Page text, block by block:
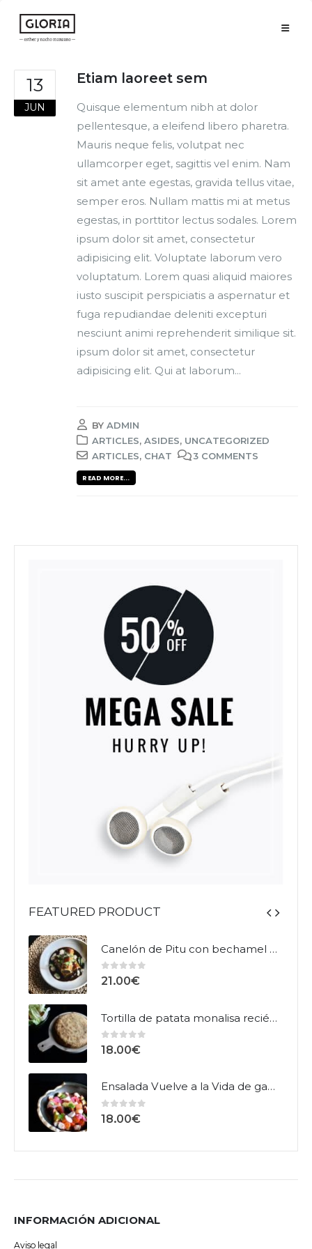
13
JUN
Etiam laoreet sem
Quisque elementum nibh at dolor
pellentesque, a eleifend libero pharetra.
Mauris neque felis, volutpat nec
ullamcorper eget, sagittis vel enim. Nam
sit amet ante egestas, gravida tellus vitae,
semper eros. Nullam mattis mi at metus
egestas, in porttitor lectus sodales. Lorem
ipsum dolor sit amet, consectetur
adipisicing elit. Voluptate laborum vero
voluptatum. Lorem quasi aliquid maiores
iusto suscipit perspiciatis a aspernatur et
fuga repudiandae deleniti excepturi
nesciunt animi reprehenderit similique sit.
ipsum dolor sit amet, consectetur
adipisicing elit. Qui at laborum...
BY ADMIN
ARTICLES, ASIDES, UNCATEGORIZED
ARTICLES, CHAT 3 COMMENTS
READ MORE...
FEATURED PRODUCT
Canelón de Pitu con bechamel de hongos
0out of 5
21.00€
Tortilla de patata monalisa recién hecha con ensalada
0out of 5
18.00€
Ensalada Vuelve a la Vida de gamba y pulpo
0out of 5
18.00€
INFORMACIÓN ADICIONAL
Aviso legal